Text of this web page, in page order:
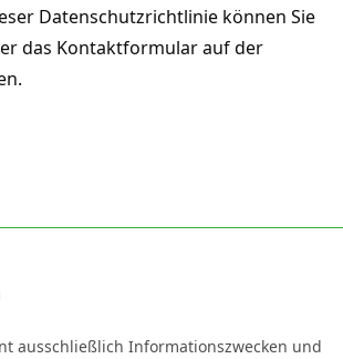
Datenschutzrichtlinie können Sie
das Kontaktformular auf der
ausschließlich Informationszwecken und